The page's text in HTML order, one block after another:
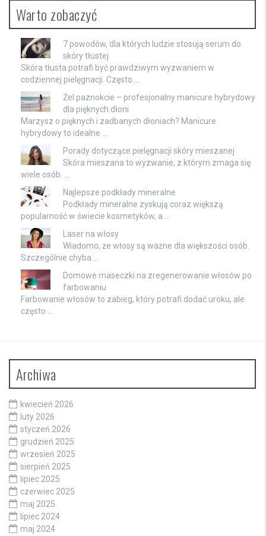
Warto zobaczyć
7 powodów, dla których ludzie stosują serum do
skóry tłustej
Skóra tłusta potrafi być prawdziwym wyzwaniem w
codziennej pielęgnacji. Często …
Żel paznokcie – profesjonalny manicure hybrydowy
dla pięknych dłoni
Marzysz o pięknych i zadbanych dłoniach? Manicure
hybrydowy to idealne …
Porady dotyczące pielęgnacji skóry mieszanej
Skóra mieszana to wyzwanie, z którym zmaga się
wiele osób. …
Najlepsze podkłady mineralne
Podkłady mineralne zyskują coraz większą
popularność w świecie kosmetyków, a …
Laser na włosy
Wiadomo, że włosy są ważne dla większości osób.
Szczególnie chyba …
Domowe maseczki na zregenerowanie włosów po
farbowaniu
Farbowanie włosów to zabieg, który potrafi dodać uroku, ale
często …
Archiwa
kwiecień 2026
luty 2026
styczeń 2026
grudzień 2025
wrzesień 2025
sierpień 2025
lipiec 2025
czerwiec 2025
maj 2025
lipiec 2024
maj 2024